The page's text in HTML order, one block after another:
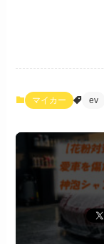
マイカー ev